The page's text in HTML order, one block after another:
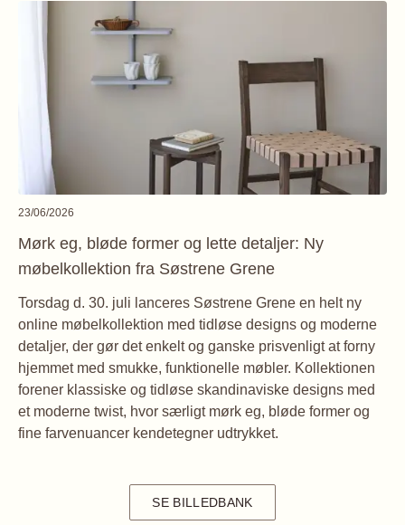
23/06/2026
Mørk eg, bløde former og lette detaljer: Ny
møbelkollektion fra Søstrene Grene
Torsdag d. 30. juli lanceres Søstrene Grene en helt ny
online møbelkollektion med tidløse designs og moderne
detaljer, der gør det enkelt og ganske prisvenligt at forny
hjemmet med smukke, funktionelle møbler. Kollektionen
forener klassiske og tidløse skandinaviske designs med
et moderne twist, hvor særligt mørk eg, bløde former og
fine farvenuancer kendetegner udtrykket.
SE BILLEDBANK